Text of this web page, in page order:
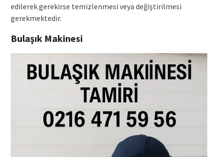
edilerek gerekirse temizlenmesi veya değiştirilmesi
gerekmektedir.
Bulaşık Makinesi